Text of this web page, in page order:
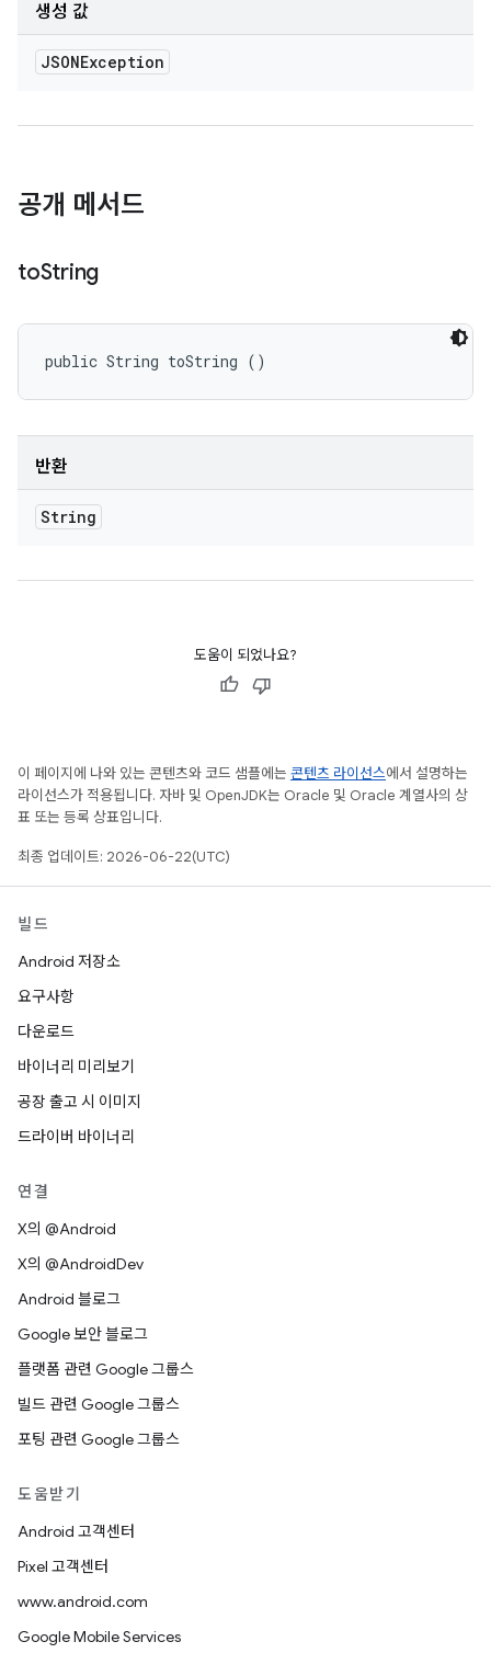
생성 값
JSONException
공개 메서드
toString
public String toString ()
반환
String
도움이 되었나요?
이 페이지에 나와 있는 콘텐츠와 코드 샘플에는 콘텐츠 라이선스에서 설명하는
라이선스가 적용됩니다. 자바 및 OpenJDK는 Oracle 및 Oracle 계열사의 상
표 또는 등록 상표입니다.
최종 업데이트: 2026-06-22(UTC)
빌드
Android 저장소
요구사항
다운로드
바이너리 미리보기
공장 출고 시 이미지
드라이버 바이너리
연결
X의 @Android
X의 @AndroidDev
Android 블로그
Google 보안 블로그
플랫폼 관련 Google 그룹스
빌드 관련 Google 그룹스
포팅 관련 Google 그룹스
도움받기
Android 고객센터
Pixel 고객센터
www.android.com
Google Mobile Services